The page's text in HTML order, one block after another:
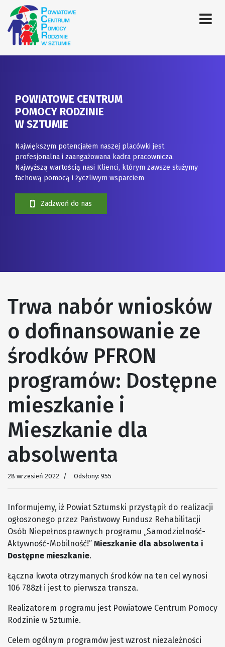
POWIATOWE CENTRUM
POMOCY RODZINIE
W SZTUMIE
Największym potencjałem naszej placówki jest
profesjonalna i zaangażowana kadra pracownicza.
Najwyższą wartością nasi Klienci, którym zawsze służymy
fachową pomocą i życzliwym wsparciem
Zadzwoń do nas
Trwa nabór wniosków
o dofinansowanie ze
środków PFRON
programów: Dostępne
mieszkanie i
Mieszkanie dla
absolwenta
28 wrzesień 2022 Odsłony: 955
Informujemy, iż Powiat Sztumski przystąpił do realizacji
ogłoszonego przez Państwowy Fundusz Rehabilitacji
Osób Niepełnosprawnych programu „Samodzielność-
Aktywność-Mobilność!” Mieszkanie dla absolwenta i
Dostępne mieszkanie.
Łączna kwota otrzymanych środków na ten cel wynosi
106 788zł i jest to pierwsza transza.
Realizatorem programu jest Powiatowe Centrum Pomocy
Rodzinie w Sztumie.
Celem ogólnym programów jest wzrost niezależności